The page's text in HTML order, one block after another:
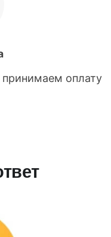
оплату